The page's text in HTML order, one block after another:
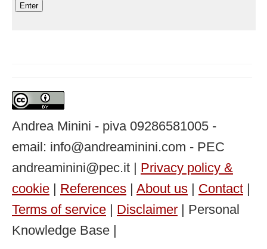
Andrea Minini - piva 09286581005 -
email: info@andreaminini.com - PEC
andreaminini@pec.it | Privacy policy &
cookie | References | About us | Contact |
Terms of service | Disclaimer | Personal
Knowledge Base |